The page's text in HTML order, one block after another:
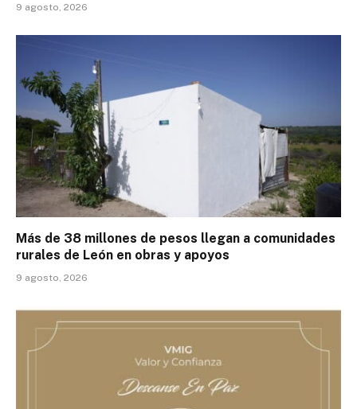
9 agosto, 2026
Más de 38 millones de pesos llegan a comunidades
rurales de León en obras y apoyos
9 agosto, 2026